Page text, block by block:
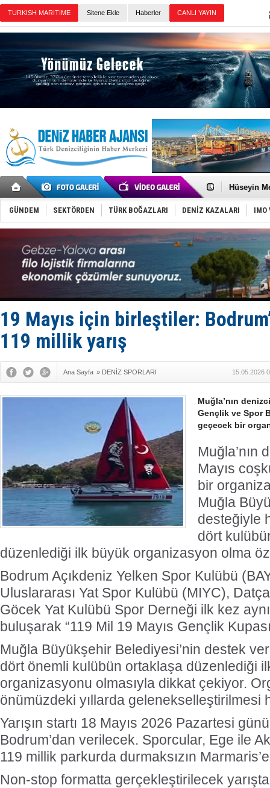
Sitene Ekle Haberler
Hüseyin
Hat-San
Med
Tekne, su
Dışişleri
Depo ve
Kruvaziyer
SES
Denizlerin
GÜNDEM SEKTÖRDEN TÜRK BOĞAZLARI DENİZ KAZALARI IMO
19 Mayıs için birleştiler:
119 millik yarış
Ana Sayfa » DENİZ SPORLARI 15.05.2026
Muğla’nın
Gençlik ve Spor
geçecek bir
Muğla’nın
Mayıs
bir
Muğla
desteğiyle
dört
düzenlediği ilk büyük organizasyon olma
Bodrum Açıkdeniz Yelken Spor Kulübü
Uluslararası Yat Spor Kulübü (MIYC),
Göcek Yat Kulübü Spor Derneği ilk kez
buluşarak “119 Mil 19 Mayıs Gençlik
Muğla Büyükşehir Belediyesi’nin destek
dört önemli kulübün ortaklaşa düzenlediği
organizasyonu olmasıyla dikkat çekiyor.
önümüzdeki yıllarda gelenekselleştirilmesi
Yarışın startı 18 Mayıs 2026 Pazartesi
Bodrum’dan verilecek. Sporcular, Ege ile
119 millik parkurda durmaksızın
Non-stop formatta gerçekleştirilecek